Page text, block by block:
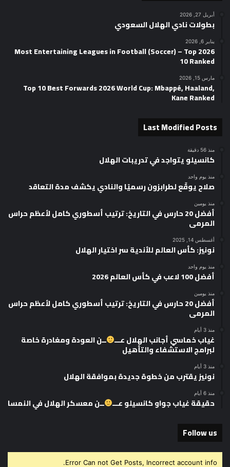
أبريل 27, 2026
بطولات نادي الهلال السعودي
يناير 6, 2026
2026 Most Entertaining Leagues in Football (Soccer) – Top
10 Ranked
مارس 15, 2026
Top 10 Best Forwards 2026 World Cup: Mbappé, Haaland,
Kane Ranked
Last Modified Posts
منذ 56 دقيقة
كانسيلو يتواجد في تدريبات الهلال
منذ يوم واحد
صلاح يوقّع لطرابزون رسميًا والنادي يكشف مدة التعاقد
منذ يومين
أفضل 20 حارس في التاريخ: ترتيب أسطوري كامل لأعظم حراس
المرمى
أغسطس 14, 2025
نونيز: كأس العالم للأندية سر اختيار الهلال
منذ يوم واحد
أفضل 100 لاعب في كأس العالم 2026
منذ يومين
أفضل 20 حارس في التاريخ: ترتيب أسطوري كامل لأعظم حراس
المرمى
منذ 3 أيام
غياب خماسي أجانب الهلال عـــ ــن العودة ومغادرة خاصة
لبرامج الاستشفاء والتأهيل
منذ 3 أيام
نونيز يقترب من خطوة جديدة بموافقة الهلال
منذ 6 أيام
حقيقة غياب جواو كانسيلو عـــ ــن معسكر الهلال في النمسا
Follow us
Error Can not Get Posts, Incorrect account info.